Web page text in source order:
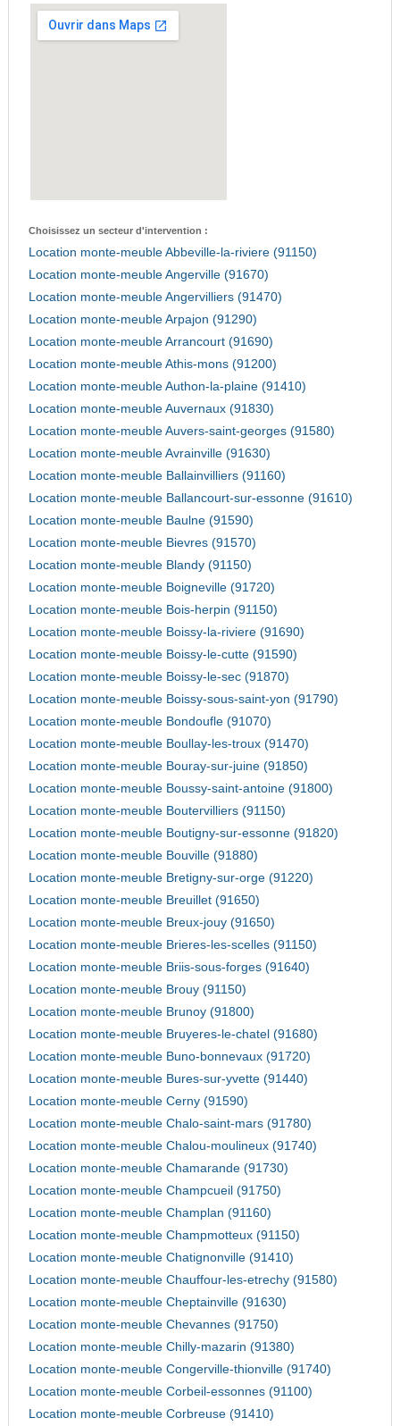
Choisissez un secteur d'intervention :
Location monte-meuble Abbeville-la-riviere (91150)
Location monte-meuble Angerville (91670)
Location monte-meuble Angervilliers (91470)
Location monte-meuble Arpajon (91290)
Location monte-meuble Arrancourt (91690)
Location monte-meuble Athis-mons (91200)
Location monte-meuble Authon-la-plaine (91410)
Location monte-meuble Auvernaux (91830)
Location monte-meuble Auvers-saint-georges (91580)
Location monte-meuble Avrainville (91630)
Location monte-meuble Ballainvilliers (91160)
Location monte-meuble Ballancourt-sur-essonne (91610)
Location monte-meuble Baulne (91590)
Location monte-meuble Bievres (91570)
Location monte-meuble Blandy (91150)
Location monte-meuble Boigneville (91720)
Location monte-meuble Bois-herpin (91150)
Location monte-meuble Boissy-la-riviere (91690)
Location monte-meuble Boissy-le-cutte (91590)
Location monte-meuble Boissy-le-sec (91870)
Location monte-meuble Boissy-sous-saint-yon (91790)
Location monte-meuble Bondoufle (91070)
Location monte-meuble Boullay-les-troux (91470)
Location monte-meuble Bouray-sur-juine (91850)
Location monte-meuble Boussy-saint-antoine (91800)
Location monte-meuble Boutervilliers (91150)
Location monte-meuble Boutigny-sur-essonne (91820)
Location monte-meuble Bouville (91880)
Location monte-meuble Bretigny-sur-orge (91220)
Location monte-meuble Breuillet (91650)
Location monte-meuble Breux-jouy (91650)
Location monte-meuble Brieres-les-scelles (91150)
Location monte-meuble Briis-sous-forges (91640)
Location monte-meuble Brouy (91150)
Location monte-meuble Brunoy (91800)
Location monte-meuble Bruyeres-le-chatel (91680)
Location monte-meuble Buno-bonnevaux (91720)
Location monte-meuble Bures-sur-yvette (91440)
Location monte-meuble Cerny (91590)
Location monte-meuble Chalo-saint-mars (91780)
Location monte-meuble Chalou-moulineux (91740)
Location monte-meuble Chamarande (91730)
Location monte-meuble Champcueil (91750)
Location monte-meuble Champlan (91160)
Location monte-meuble Champmotteux (91150)
Location monte-meuble Chatignonville (91410)
Location monte-meuble Chauffour-les-etrechy (91580)
Location monte-meuble Cheptainville (91630)
Location monte-meuble Chevannes (91750)
Location monte-meuble Chilly-mazarin (91380)
Location monte-meuble Congerville-thionville (91740)
Location monte-meuble Corbeil-essonnes (91100)
Location monte-meuble Corbreuse (91410)